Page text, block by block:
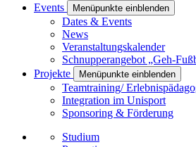
Events
Menüpunkte einblenden
Dates & Events
News
Veranstaltungskalender
Schnupperangebot „Geh-
Projekte
Menüpunkte einblenden
Teamtraining/
Integration im Unisport
Sponsoring & Förderung
Studium